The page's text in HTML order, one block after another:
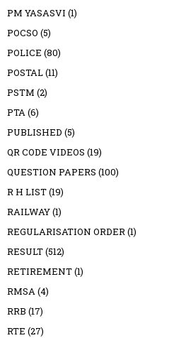
PM YASASVI (1)
POCSO (5)
POLICE (80)
POSTAL(11)
PSTM (2)
PTA(6)
PUBLISHED (5)
QR CODE VIDEOS (19)
QUESTION PAPERS (100)
R H LIST(19)
RAILWAY(1)
REGULARISATION ORDER(1)
RESULT(512)
RETIREMENT(1)
RMSA(4)
RRB (17)
RTE (27)